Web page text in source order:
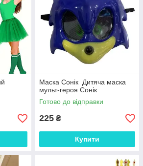
Маска Сонік Дитяча маска
мульт-героя Сонік
Готово до відправки
225 ₴
Купити